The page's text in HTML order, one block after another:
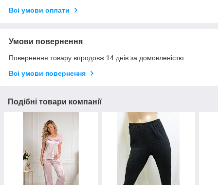
Всі умови оплати
Умови повернення
Повернення товару впродовж 14 днів за домовленістю
Всі умови повернення
Подібні товари компанії